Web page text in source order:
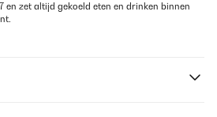
en zet altijd gekoeld eten en drinken binnen